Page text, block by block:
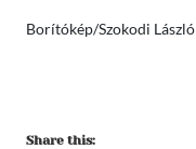
Borítókép/Szokodi László
Share this: